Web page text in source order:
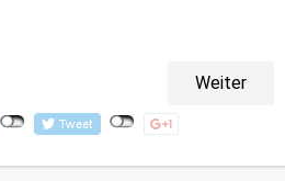
Weiter